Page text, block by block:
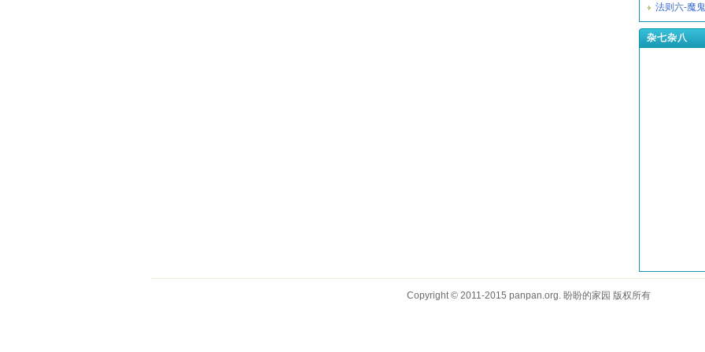
法则六-魔
杂七杂八
Copyright © 2011-2015 panpan.org. 盼盼的家园 版权所有